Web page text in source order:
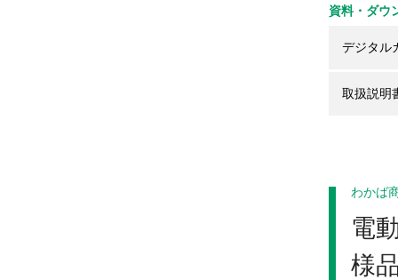
資料・ダウ
デジタル
取扱説明
わかば
電
様